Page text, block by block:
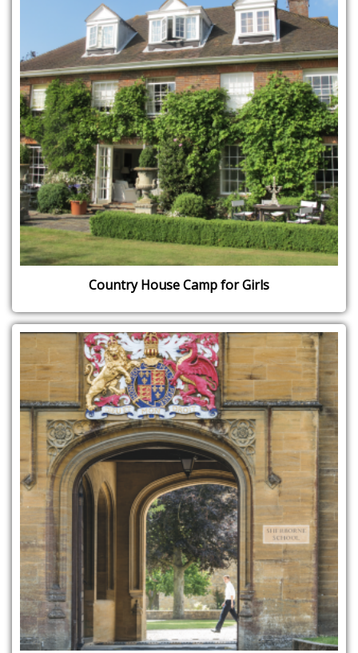
Country House Camp for Girls